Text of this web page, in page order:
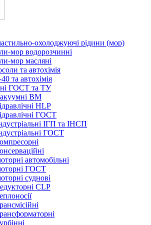
охолоджуючі рідини (мор)
мор водорозчинні
мор масляні
та автохімія
та автохімія
ГОСТ та ТУ
ВМ
HLP
ГОСТ
ІГП та ІНСП
ГОСТ
автомобільні
ГОСТ
суднові
CLP